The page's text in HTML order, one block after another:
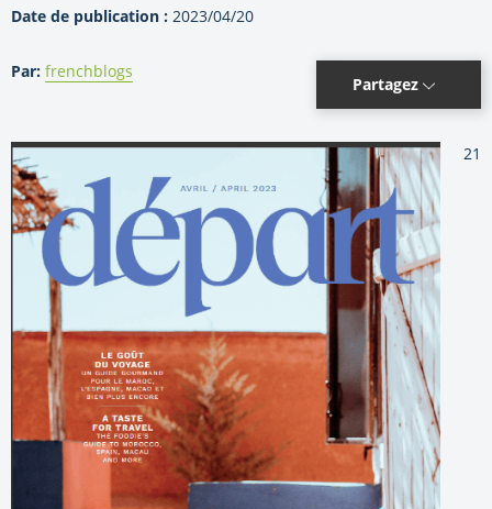
Date de publication : 2023/04/20
Par: frenchblogs
Partagez
21